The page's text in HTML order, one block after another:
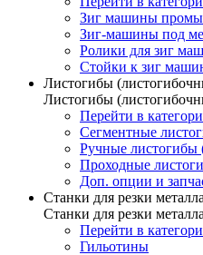
Зиг машины
Зиг-машины под
Ролики для зиг
Стойки к зиг
Листогибы
Листогибы
Перейти в
Сегментные
Ручные листогибы
Проходные
Доп. опции и
Станки для резки
Станки для резки
Перейти в
Гильотины